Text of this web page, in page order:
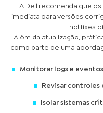
A Dell recomenda que
imediata para versões
hotfixes
Além da atualização,
como parte de uma
Monitorar logs e
Revisar controles
Isolar sistemas